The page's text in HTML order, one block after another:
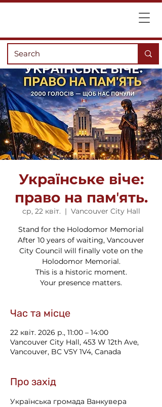
Українське віче:
право на памʼять.
ср, 22 квіт.
  |
Vancouver City Hall
Stand for the Holodomor Memorial
After 10 years of waiting, Vancouver
City Council will finally vote on the
Holodomor Memorial.
This is a historic moment.
Your presence matters.
Час та місце
22 квіт. 2026 р., 11:00 – 14:00
Vancouver City Hall, 453 W 12th Ave,
Vancouver, BC V5Y 1V4, Canada
Про захід
Українська громада Ванкувера